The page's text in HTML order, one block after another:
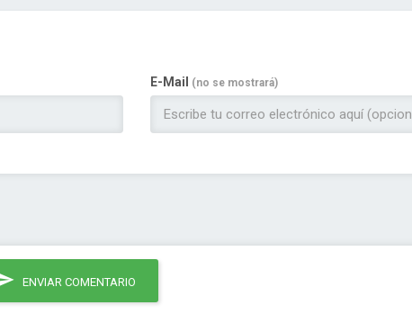
E-Mail (no se mostrará)
ENVIAR COMENTARIO